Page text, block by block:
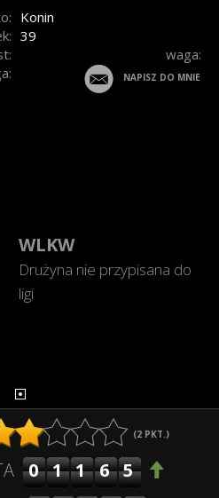
Konin
39
waga:
NAPISZ DO MNIE
WLKW
Drużyna nie przypisana do
ligi
(2PKT.)
01165